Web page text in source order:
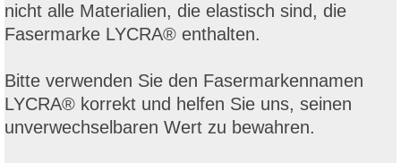
nicht alle Materialien, die elastisch sind, die
Fasermarke LYCRA® enthalten.
Bitte verwenden Sie den Fasermarkennamen
LYCRA® korrekt und helfen Sie uns, seinen
unverwechselbaren Wert zu bewahren.